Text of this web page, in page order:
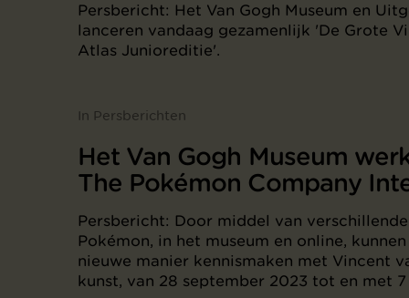
Persbericht: Het Van Gogh Museum en
lanceren vandaag gezamenlijk 'De Grote
Atlas Junioreditie'.
In Persberichten
Het Van Gogh Museum
The Pokémon Company
Persbericht: Door middel van
Pokémon, in het museum en online,
nieuwe manier kennismaken met Vincent
kunst, van 28 september 2023 tot en met